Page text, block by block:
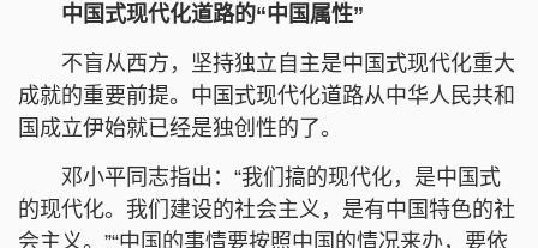
中国式现代化道路的“中国属性”
不盲从西方，坚持独立自主是中国式现代化重大
成就的重要前提。中国式现代化道路从中华人民共和
国成立伊始就已经是独创性的了。
邓小平同志指出：“我们搞的现代化，是中国式
的现代化。我们建设的社会主义，是有中国特色的社
会主义。”“中国的事情要按照中国的情况来办，要依